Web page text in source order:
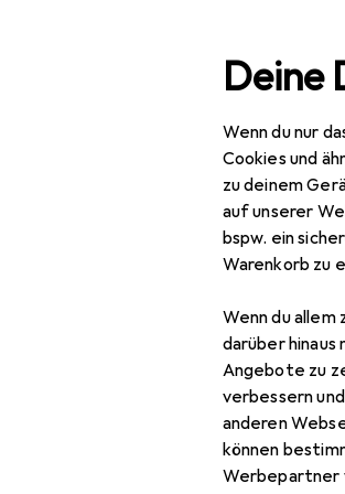
Deine
Wenn du nur
Cookies und
zu deinem
auf unserer
bspw. ein
Warenkorb zu
Wenn du
darüber
Angebote zu
verbessern
anderen
können
Werbepartner
Navigation nach Kategorien